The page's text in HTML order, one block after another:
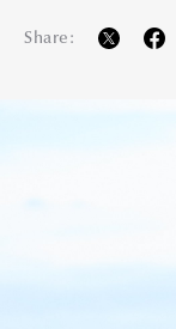
Share: